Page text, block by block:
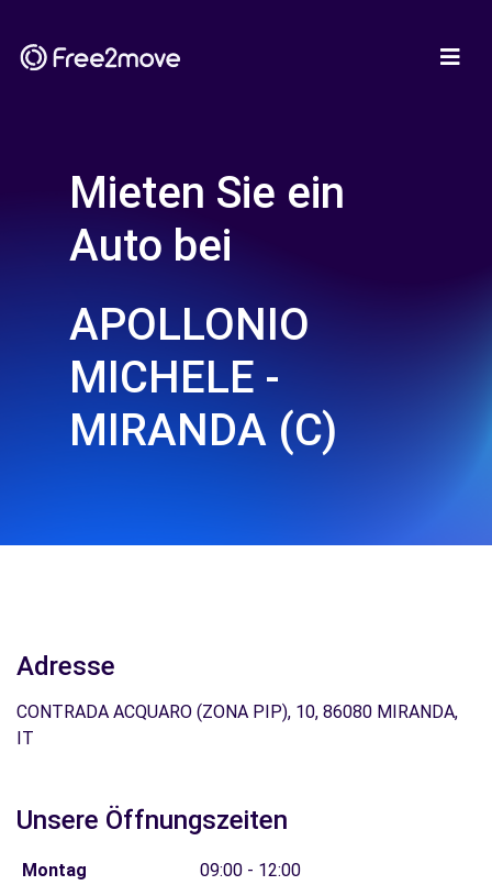
Mieten Sie ein
Auto bei
APOLLONIO
MICHELE -
MIRANDA (C)
Adresse
CONTRADA ACQUARO (ZONA PIP), 10, 86080 MIRANDA,
IT
Unsere Öffnungszeiten
Montag
09:00 - 12:00